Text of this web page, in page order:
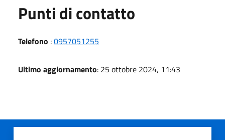
Punti di contatto
Telefono :0957051255
Ultimo aggiornamento: 25 ottobre 2024, 11:43